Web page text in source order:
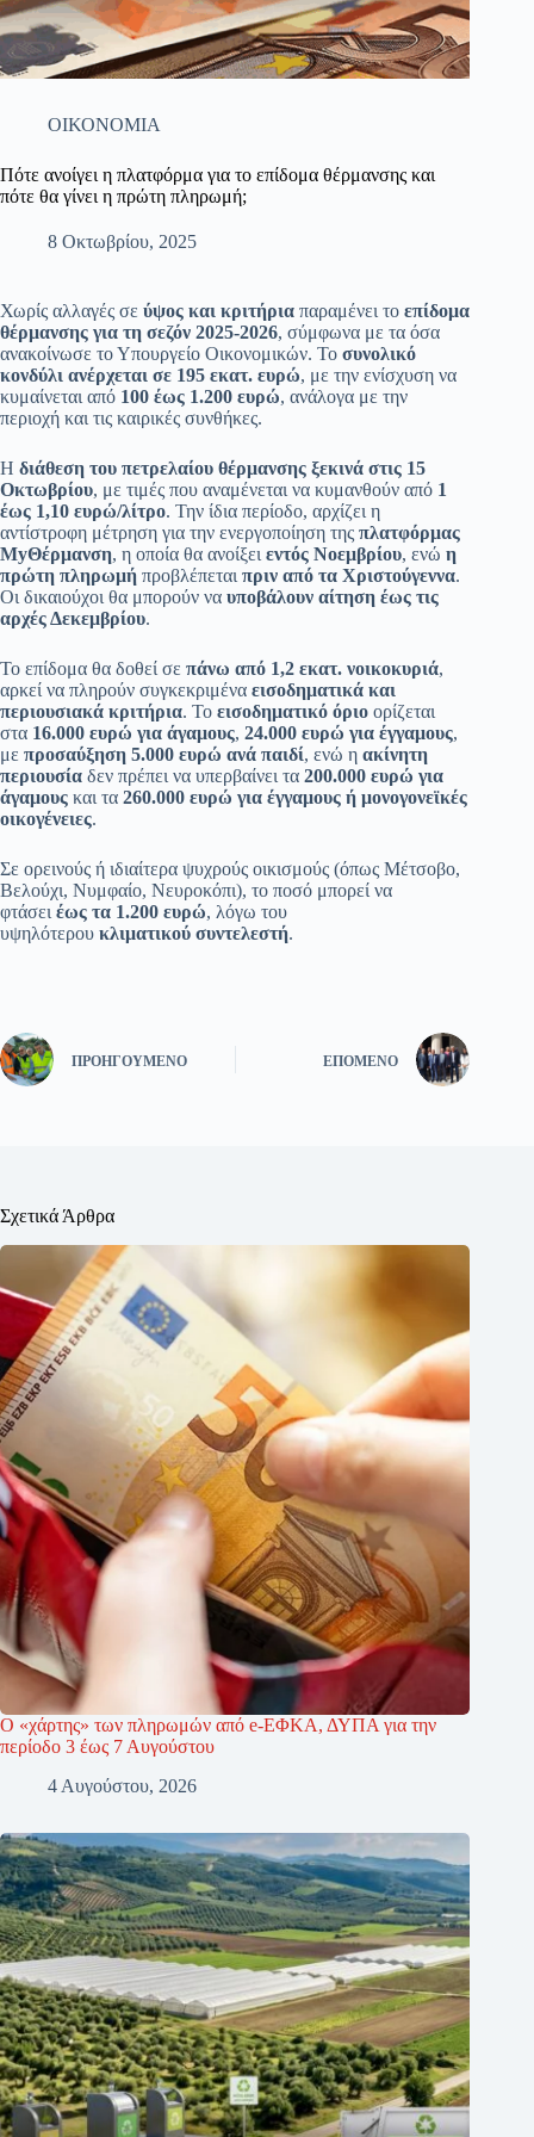
ΟΙΚΟΝΟΜΙΑ
Πότε ανοίγει η πλατφόρμα για το επίδομα θέρμανσης και
πότε θα γίνει η πρώτη πληρωμή;
8 Οκτωβρίου, 2025
Χωρίς αλλαγές σε ύψος και κριτήρια παραμένει το επίδομα
θέρμανσης για τη σεζόν 2025-2026, σύμφωνα με τα όσα
ανακοίνωσε το Υπουργείο Οικονομικών. Το συνολικό
κονδύλι ανέρχεται σε 195 εκατ. ευρώ, με την ενίσχυση να
κυμαίνεται από 100 έως 1.200 ευρώ, ανάλογα με την
περιοχή και τις καιρικές συνθήκες.
Η διάθεση του πετρελαίου θέρμανσης ξεκινά στις 15
Οκτωβρίου, με τιμές που αναμένεται να κυμανθούν από 1
έως 1,10 ευρώ/λίτρο. Την ίδια περίοδο, αρχίζει η
αντίστροφη μέτρηση για την ενεργοποίηση της πλατφόρμας
MyΘέρμανση, η οποία θα ανοίξει εντός Νοεμβρίου, ενώ η
πρώτη πληρωμή προβλέπεται πριν από τα Χριστούγεννα.
Οι δικαιούχοι θα μπορούν να υποβάλουν αίτηση έως τις
αρχές Δεκεμβρίου.
Το επίδομα θα δοθεί σε πάνω από 1,2 εκατ. νοικοκυριά,
αρκεί να πληρούν συγκεκριμένα εισοδηματικά και
περιουσιακά κριτήρια. Το εισοδηματικό όριο ορίζεται
στα 16.000 ευρώ για άγαμους, 24.000 ευρώ για έγγαμους,
με προσαύξηση 5.000 ευρώ ανά παιδί, ενώ η ακίνητη
περιουσία δεν πρέπει να υπερβαίνει τα 200.000 ευρώ για
άγαμους και τα 260.000 ευρώ για έγγαμους ή μονογονεϊκές
οικογένειες.
Σε ορεινούς ή ιδιαίτερα ψυχρούς οικισμούς (όπως Μέτσοβο,
Βελούχι, Νυμφαίο, Νευροκόπι), το ποσό μπορεί να
φτάσει έως τα 1.200 ευρώ, λόγω του
υψηλότερου κλιματικού συντελεστή.
ΠΡΟΗΓΟΎΜΕΝΟ ΕΠΌΜΕΝΟ
Σχετικά Άρθρα
Ο «χάρτης» των πληρωμών από e-ΕΦΚΑ, ΔΥΠΑ για την
περίοδο 3 έως 7 Αυγούστου
4 Αυγούστου, 2026